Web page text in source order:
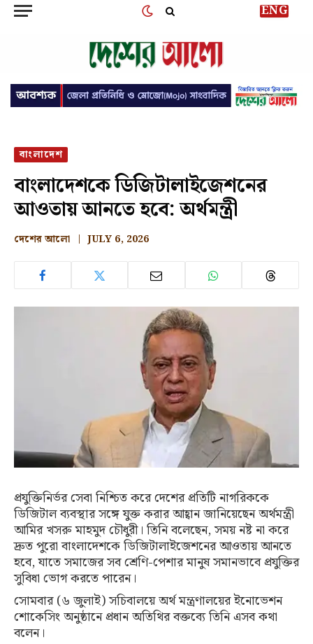
ENG
বাংলাদেশ
বাংলাদেশকে ডিজিটালাইজেশনের
আওতায় আনতে হবে: অর্থমন্ত্রী
দেশের আলো JULY 6, 2026
প্রযুক্তিনির্ভর সেবা নিশ্চিত করে দেশের প্রতিটি নাগরিককে
ডিজিটাল ব্যবস্থার সঙ্গে যুক্ত করার আহ্বান জানিয়েছেন অর্থমন্ত্রী
আমির খসরু মাহমুদ চৌধুরী। তিনি বলেছেন, সময় নষ্ট না করে
দ্রুত পুরো বাংলাদেশকে ডিজিটালাইজেশনের আওতায় আনতে
হবে, যাতে সমাজের সব শ্রেণি-পেশার মানুষ সমানভাবে প্রযুক্তির
সুবিধা ভোগ করতে পারেন।
সোমবার (৬ জুলাই) সচিবালয়ে অর্থ মন্ত্রণালয়ের ইনোভেশন
শোকেসিং অনুষ্ঠানে প্রধান অতিথির বক্তব্যে তিনি এসব কথা
বলেন।